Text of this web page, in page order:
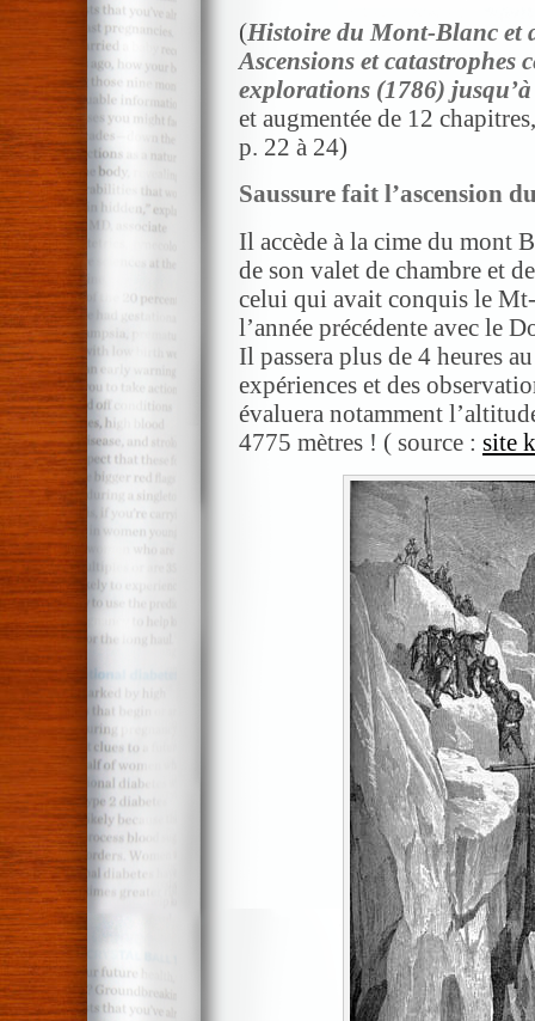
(Histoire du Mont-Blanc et
Ascensions et catastrophes
explorations (1786)
et augmentée de 12
p. 22 à 24)
Saussure fait l’ascension
Il accède à la cime du mont
de son valet de chambre et
celui qui avait conquis le
l’année précédente avec le
Il passera plus de 4 heures
expériences et des
évaluera notamment
4775 mètres ! ( source : site